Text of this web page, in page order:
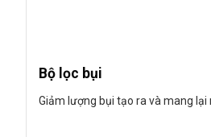
Bộ lọc bụi
Giảm lượng bụi tạo ra và mang lại